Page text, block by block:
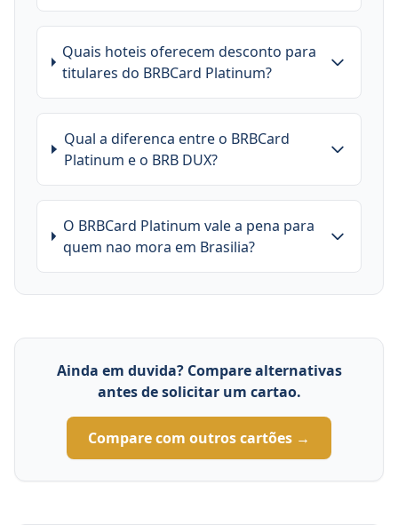
Quais hoteis oferecem desconto para
titulares do BRBCard Platinum?
Qual a diferenca entre o BRBCard
Platinum e o BRB DUX?
O BRBCard Platinum vale a pena para
quem nao mora em Brasilia?
Ainda em duvida? Compare alternativas
antes de solicitar um cartao.
Compare com outros cartões →